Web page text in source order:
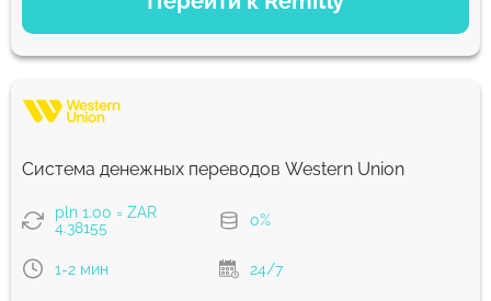
Экономный
438.81 ZAR 5 д
438.81 ZAR
Комиссия Strumok, всегда 0%
Система денежных переводов Western Union
pln 1.00 = ZAR
4.38155
0%
1-2 мин 24/7